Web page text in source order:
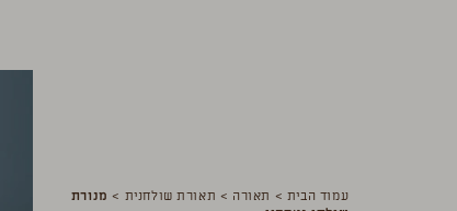
עמוד הבית > תאורה > תאורת שולחנית > מנורת